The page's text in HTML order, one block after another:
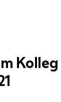
Kolleg